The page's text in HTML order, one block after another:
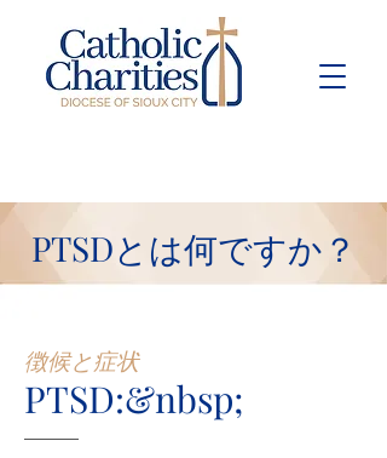
PTSDとは何ですか？
徴候と症状
PTSD:&nbsp;